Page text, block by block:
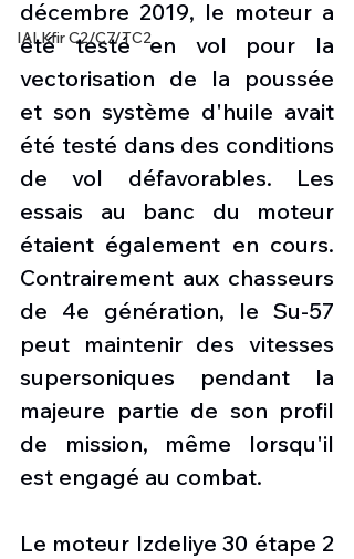
IAI Kfir C2/C7/TC2
décembre 2019, le moteur a
été testé en vol pour la
vectorisation de la poussée
et son système d'huile avait
été testé dans des conditions
de vol défavorables. Les
essais au banc du moteur
étaient également en cours.
Contrairement aux chasseurs
de 4e génération, le Su-57
peut maintenir des vitesses
supersoniques pendant la
majeure partie de son profil
de mission, même lorsqu'il
est engagé au combat.
Le moteur Izdeliye 30 étape 2